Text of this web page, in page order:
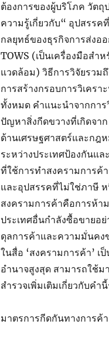
ต้องการของผู้บริโภค วัต
ความรู้เกี่ยวกับ“ อุปสรร
กลยุทธ์ของธุรกิจการส่งอ
TOWS (เป็นเครื่องมือสำ
แวดล้อม) วิธีการวิจัยรวม
การสร้างกรอบการวิเครา
ทั้งหมด คำแนะนำจากการ
ปัญหาสิ่งกีดขวางที่เกิดจา
ด้านเศรษฐศาสตร์และกฎ
ระหว่างประเทศป้องกันแล
ที่ใช้การทำสงครามการค้
และอุปสรรคที่ไม่ใช่ภาษี
สงครามการค้าคือการห้า
ประเทศอื่นกำลังซื้อขายอ
ดุลการค้าและความมั่นคง
ในสื่อ ‘สงครามการค้า’ เ
อำนาจสูงสุด สามารถใช้ม
สำรวจเพิ่มเติมเกี่ยวกับคำ
มาตรการกีดกันทางการค้า